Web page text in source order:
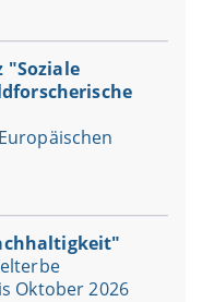
"Soziale
Oktober 2026